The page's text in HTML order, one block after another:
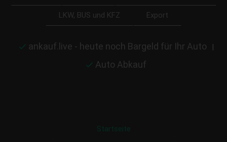
LKW, BUS und KFZ Export
ankauf.live - heute noch Bargeld für Ihr Auto |
Auto Abkauf
Startseite